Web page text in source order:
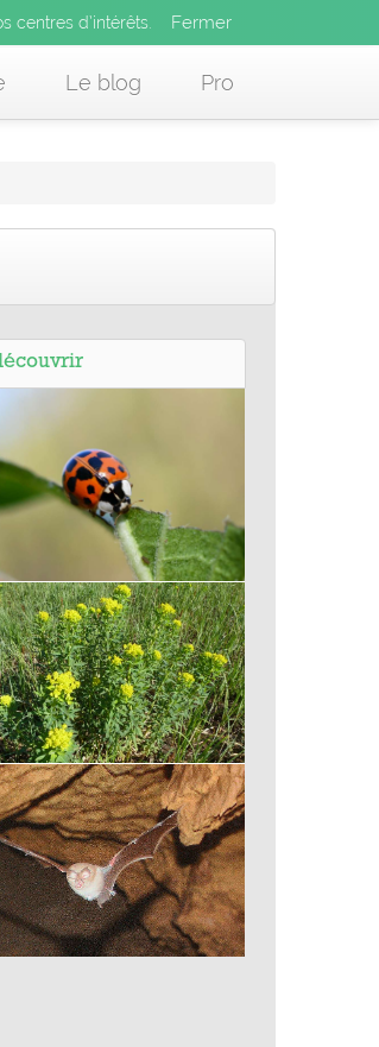
vos centres d’intérêts. x
Le blog Pro
centres d’intérêts. Fermer
vos centres d’intérêts.
Coccinelle asiatique
Euphorbe des marais